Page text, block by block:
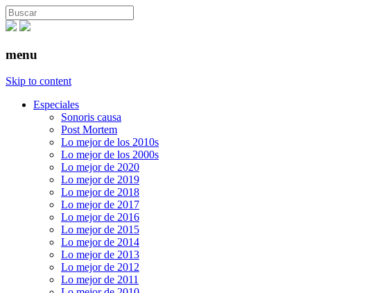
menu
Skip to content
Especiales
Sonoris causa
Post Mortem
Lo mejor de los 2010s
Lo mejor de los 2000s
Lo mejor de 2020
Lo mejor de 2019
Lo mejor de 2018
Lo mejor de 2017
Lo mejor de 2016
Lo mejor de 2015
Lo mejor de 2014
Lo mejor de 2013
Lo mejor de 2012
Lo mejor de 2011